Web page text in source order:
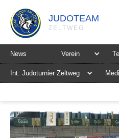
JUDOTEAM
ZELTWEG
News Verein
Int. Judoturnier Zeltweg